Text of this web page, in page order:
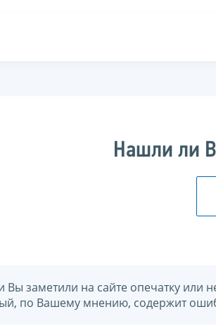
Нашли ли
Вы заметили на сайте опечатку
по Вашему мнению, содержит